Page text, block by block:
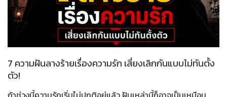
7 ความฝันลางร้ายเรื่องความรัก เสี่ยงเลิกกันแบบไม่ทันตั้ง
ตัว!